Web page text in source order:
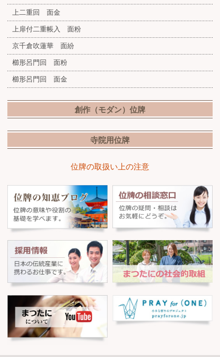
上二重回 面金
上扉付二重帳入 面粉
京千倉吹蓮華 面紛
櫛形呂門回 面粉
櫛形呂門回 面金
創作（モダン）位牌
寺院用位牌
位牌の取扱い上の注意